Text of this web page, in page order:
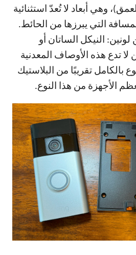
وهي أبعاد لا تُعدّ استثنائية
التي يبرزها من الحائط.
النيكل الساتان أو
لا تدع هذه الأوصاف المعدنية
بالكامل تقريبًا من البلاستيك
الأجهزة من هذا النوع.